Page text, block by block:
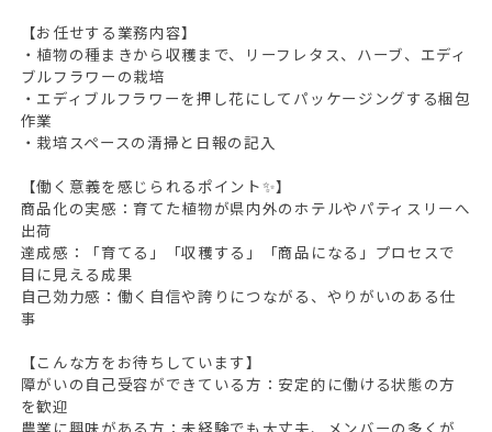
【お任せする業務内容】
・植物の種まきから収穫まで、リーフレタス、ハーブ、エディ
ブルフラワーの栽培
・エディブルフラワーを押し花にしてパッケージングする梱包
作業
・栽培スペースの清掃と日報の記入
【働く意義を感じられるポイント✨】
商品化の実感：育てた植物が県内外のホテルやパティスリーへ
出荷
達成感：「育てる」「収穫する」「商品になる」プロセスで
目に見える成果
自己効力感：働く自信や誇りにつながる、やりがいのある仕
事
【こんな方をお待ちしています】
障がいの自己受容ができている方：安定的に働ける状態の方
を歓迎
農業に興味がある方：未経験でも大丈夫、メンバーの多くが